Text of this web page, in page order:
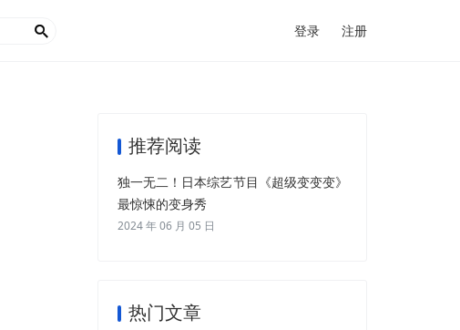
 登录 注册
推荐阅读
独一无二！日本综艺节目《超级变变变》
最惊悚的变身秀
2024 年 06 月 05 日
热门文章